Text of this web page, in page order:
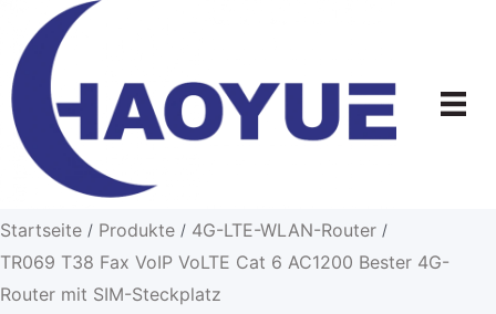
Inhalt
springen
Startseite / Produkte / 4G-LTE-WLAN-Router /
TR069 T38 Fax VoIP VoLTE Cat 6 AC1200 Bester 4G-
Router mit SIM-Steckplatz